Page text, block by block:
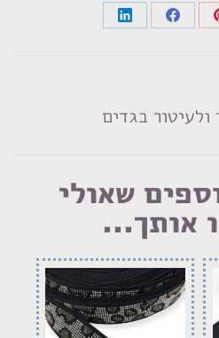
Share
Share
בגדים
שאולי
אותך...